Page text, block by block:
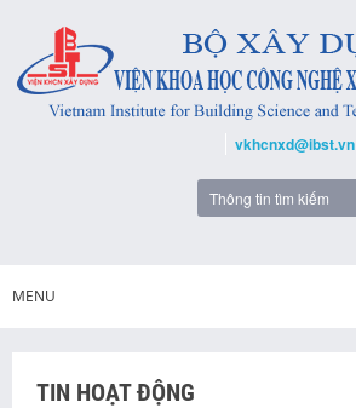
vkhcnxd@ibst.vn
MENU
TIN HOẠT ĐỘNG